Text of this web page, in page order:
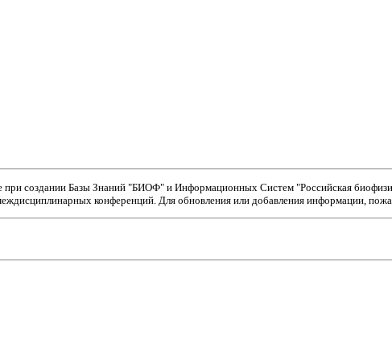
при создании Базы Знаний "БИОФ" и Информационных Систем "Российская
конференций. Для обновления или добавления информации,